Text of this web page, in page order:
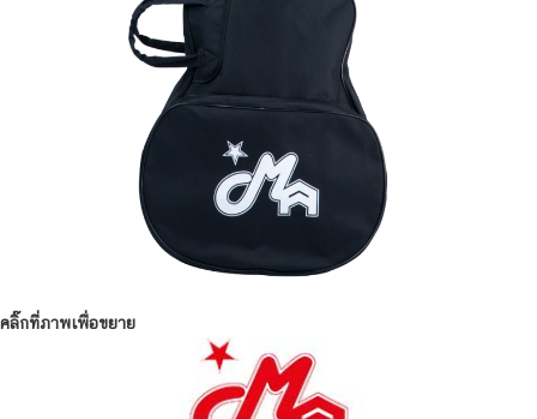
คลิ๊กที่ภาพเพื่อขยาย